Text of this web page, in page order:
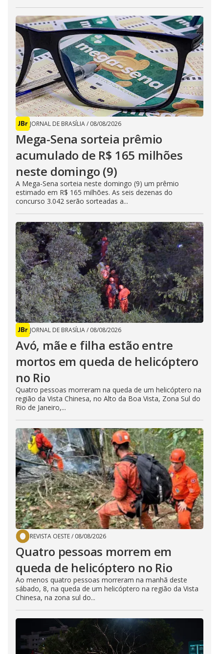
JORNAL DE BRASÍLIA/ 08/08/2026
Mega-Sena sorteia prêmio
acumulado de R$ 165 milhões
neste domingo (9)
A Mega-Sena sorteia neste domingo (9) um prêmio
estimado em R$ 165 milhões. As seis dezenas do
concurso 3.042 serão sorteadas a...
JORNAL DE BRASÍLIA/ 08/08/2026
Avó, mãe e filha estão entre
mortos em queda de helicóptero
no Rio
Quatro pessoas morreram na queda de um helicóptero na
região da Vista Chinesa, no Alto da Boa Vista, Zona Sul do
Rio de Janeiro,...
REVISTA OESTE/ 08/08/2026
Quatro pessoas morrem em
queda de helicóptero no Rio
Ao menos quatro pessoas morreram na manhã deste
sábado, 8, na queda de um helicóptero na região da Vista
Chinesa, na zona sul do...